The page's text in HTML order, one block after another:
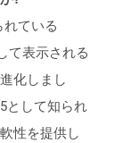
れている
て表示される
化しまし
として知られ
性を提供し